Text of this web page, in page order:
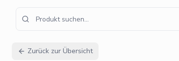
Zurück zur Übersicht